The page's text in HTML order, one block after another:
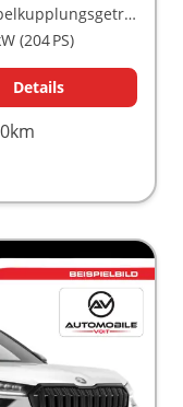
Doppelkupplungsgetriebe (DSG)
(204 PS)
Details